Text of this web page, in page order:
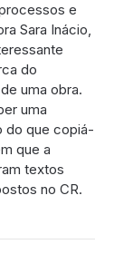
e
Sara Inácio,
do
uma obra.
uma
do que copiá-
que a
textos
no CR.